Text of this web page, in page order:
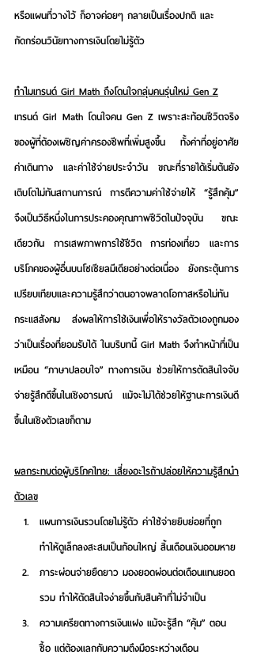
หรือแผนที่วางไว้ ก็อาจค่อยๆ กลายเป็นเรื่องปกติ และ
กัดกร่อนวินัยทางการเงินโดยไม่รู้ตัว
ทำไมเทรนด์ Girl Math ถึงโดนใจกลุ่มคนรุ่นใหม่ Gen Z
เทรนด์ Girl Math โดนใจคน Gen Z เพราะสะท้อนชีวิตจริง
ของผู้ที่ต้องเผชิญค่าครองชีพที่เพิ่มสูงขึ้น ทั้งค่าที่อยู่อาศัย
ค่าเดินทาง และค่าใช้จ่ายประจำวัน ขณะที่รายได้เริ่มต้นยัง
เติบโตไม่ทันสถานการณ์ การตีความค่าใช้จ่ายให้ “รู้สึกคุ้ม”
จึงเป็นวิธีหนึ่งในการประคองคุณภาพชีวิตในปัจจุบัน ขณะ
เดียวกัน การเสพภาพการใช้ชีวิต การท่องเที่ยว และการ
บริโภคของผู้อื่นบนโซเชียลมีเดียอย่างต่อเนื่อง ยังกระตุ้นการ
เปรียบเทียบและความรู้สึกว่าตนอาจพลาดโอกาสหรือไม่ทัน
กระแสสังคม ส่งผลให้การใช้เงินเพื่อให้รางวัลตัวเองถูกมอง
ว่าเป็นเรื่องที่ยอมรับได้ ในบริบทนี้ Girl Math จึงทำหน้าที่เป็น
เหมือน “ภาษาปลอบใจ” ทางการเงิน ช่วยให้การตัดสินใจจับ
จ่ายรู้สึกดีขึ้นในเชิงอารมณ์ แม้จะไม่ได้ช่วยให้ฐานะการเงินดี
ขึ้นในเชิงตัวเลขก็ตาม
ผลกระทบต่อผู้บริโภคไทย: เสี่ยงอะไรถ้าปล่อยให้ความรู้สึกนำ
ตัวเลข
แผนการเงินรวนโดยไม่รู้ตัว ค่าใช้จ่ายยิบย่อยที่ถูก
ทำให้ดูเล็กลงสะสมเป็นก้อนใหญ่ สิ้นเดือนเงินออมหาย
ภาระผ่อนจ่ายยืดยาว มองยอดผ่อนต่อเดือนแทนยอด
รวม ทำให้ตัดสินใจง่ายขึ้นกับสินค้าที่ไม่จำเป็น
ความเครียดทางการเงินแฝง แม้จะรู้สึก “คุ้ม” ตอน
ซื้อ แต่ต้องแลกกับความตึงมือระหว่างเดือน